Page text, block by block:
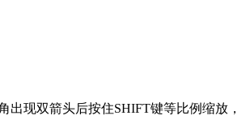
现双箭头后按住SHIFT键等比例缩放，